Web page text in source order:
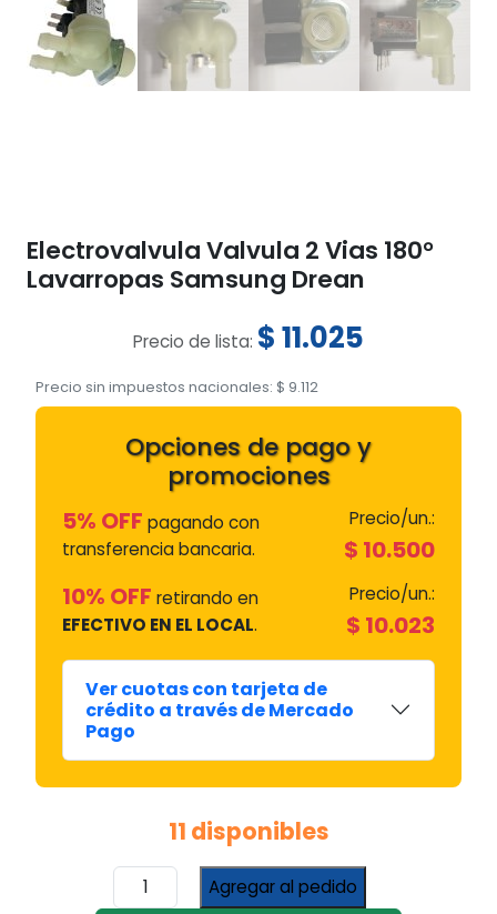
Electrovalvula Valvula 2 Vias 180°
Lavarropas Samsung Drean
Precio de lista: $11.025
Precio sin impuestos nacionales: $ 9.112
Opciones de pago y
promociones
5% OFF pagando con
transferencia bancaria.
Precio/un.:
$ 10.500
10% OFF retirando en
EFECTIVO EN EL LOCAL.
Precio/un.:
$ 10.023
Ver cuotas con tarjeta de
crédito a través de Mercado
Pago
11 disponibles
Electrovalvula
Valvula
Agregar al pedido